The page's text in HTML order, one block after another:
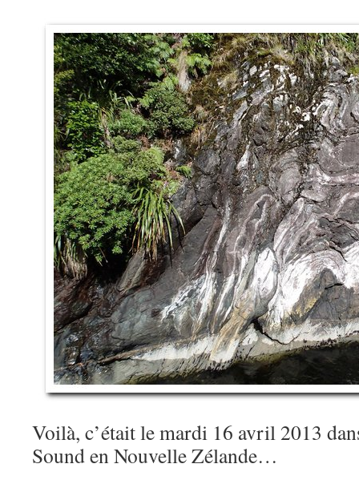
Voilà, c’était le mardi 16 avril 2013
Sound en Nouvelle Zélande…